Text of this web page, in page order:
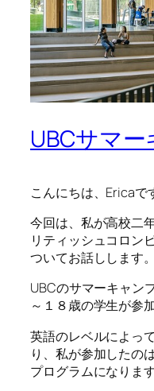
UBCサマ
こんにちは、Ericaで
今回は、私が高校二
リティッシュコロン
ついてお話しします。
UBCのサマーキャン
～１８歳の学生が参
英語のレベルによっ
り、私が参加したの
プログラムになります